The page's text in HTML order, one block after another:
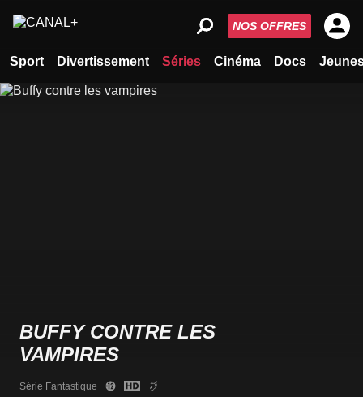
Sport Divertissement Séries Cinéma Docs
NOS OFFRES
BUFFY CONTRE LES
VAMPIRES
Série Fantastique